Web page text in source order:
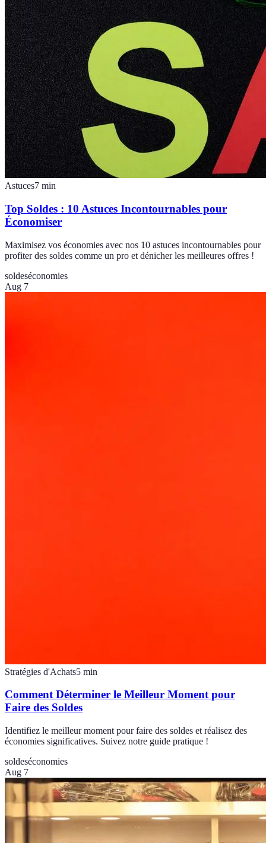
Astuces7 min
Top Soldes : 10 Astuces Incontournables pour
Économiser
Maximisez vos économies avec nos 10 astuces incontournables pour
profiter des soldes comme un pro et dénicher les meilleures offres !
soldeséconomies
Aug 7
Stratégies d'Achats5 min
Comment Déterminer le Meilleur Moment pour
Faire des Soldes
Identifiez le meilleur moment pour faire des soldes et réalisez des
économies significatives. Suivez notre guide pratique !
soldeséconomies
Aug 7